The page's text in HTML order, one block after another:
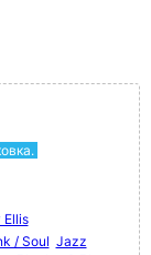
Ellis
/ Soul Jazz